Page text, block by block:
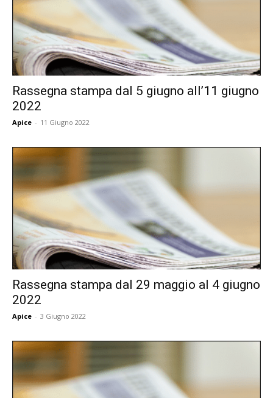
Rassegna stampa dal 5 giugno all’11 giugno
2022
Apice - 11 Giugno 2022
Rassegna stampa dal 29 maggio al 4 giugno
2022
Apice - 3 Giugno 2022